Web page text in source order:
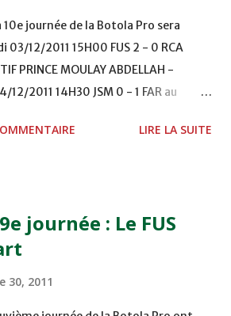
journée de la Botola Pro sera
03/12/2011 15H00 FUS 2 - 0 RCA
PRINCE MOULAY ABDELLAH -
12/2011 14H30 JSM 0 - 1 FAR au
JADIDA 16h30 OCK 0 - 1 HUSA
WAF - OCS au COMPLEXE SPORTIF
Reporté pour cause de finale de la
LIRE LA SUITE
journée : Le FUS
30, 2011